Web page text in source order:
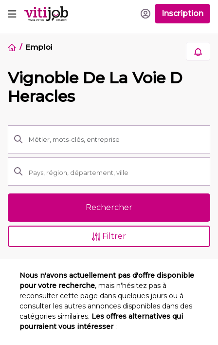
Inscription
Emploi
Vignoble De La Voie D
Heracles
Rechercher
Filtrer
Nous n'avons actuellement pas d'offre disponible
pour votre recherche, mais n'hésitez pas à
reconsulter cette page dans quelques jours ou à
consulter les autres annonces disponibles dans des
catégories similaires. Les offres alternatives qui
pourraient vous intéresser: